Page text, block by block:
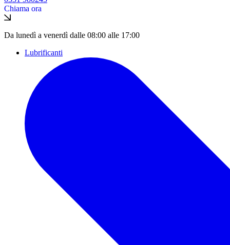
Chiama ora
Da lunedì a venerdì dalle 08:00 alle 17:00
Lubrificanti